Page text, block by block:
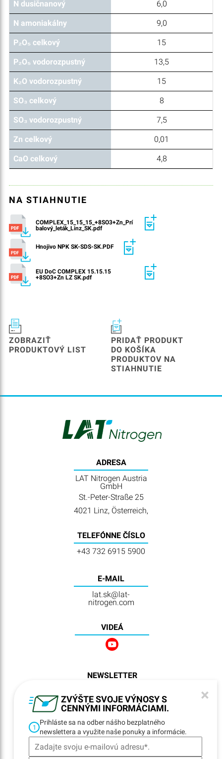
ZVÝŠTE SVOJE VÝNOSY S
CENNÝMI INFORMÁCIAMI.
×
1
Prihláste sa na odber nášho bezplatného
newslettera a využite naše ponuky a informácie.
N dusičnanový 6,0
N amoniakálny 9,0
P₂O₅ celkový 15
P₂O₅ vodorozpustný 13,5
K₂O vodorozpustný 15
SO₃ celkový 8
SO₃ vodorozpustný 7,5
Zn celkový 0,01
CaO celkový 4,8
NA STIAHNUTIE
COMPLEX_15_15_15_+8SO3+Zn_Prí
balový_leták_Linz_SK.pdf
Hnojivo NPK SK-SDS-SK.PDF
EU DoC COMPLEX 15.15.15
+8SO3+Zn LZ SK.pdf
ZOBRAZIŤ
PRODUKTOVÝ LIST
PRIDAŤ PRODUKT
DO KOŠÍKA
PRODUKTOV NA
STIAHNUTIE
ADRESA
LAT Nitrogen Austria
GmbH
St.-Peter-Straße 25
4021 Linz, Österreich,
TELEFÓNNE ČÍSLO
+43 732 6915 5900
E-MAIL
lat.sk@lat-
nitrogen.com
VIDEÁ
NEWSLETTER
NAVIGÁCIA
Home
Lokality